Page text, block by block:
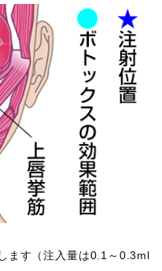
ます（注入量は0.1～0.3ml